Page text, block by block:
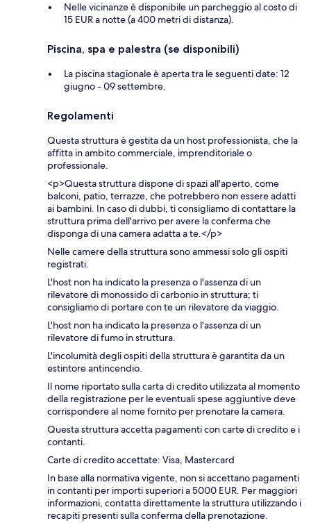
Nelle vicinanze è disponibile un parcheggio al costo di
15 EUR a notte (a 400 metri di distanza).
Piscina, spa e palestra (se disponibili)
La piscina stagionale è aperta tra le seguenti date: 12
giugno - 09 settembre.
Regolamenti
Questa struttura è gestita da un host professionista, che la
affitta in ambito commerciale, imprenditoriale o
professionale.
<p>Questa struttura dispone di spazi all'aperto, come
balconi, patio, terrazze, che potrebbero non essere adatti
ai bambini. In caso di dubbi, ti consigliamo di contattare la
struttura prima dell'arrivo per avere la conferma che
disponga di una camera adatta a te.</p>
Nelle camere della struttura sono ammessi solo gli ospiti
registrati.
L'host non ha indicato la presenza o l'assenza di un
rilevatore di monossido di carbonio in struttura; ti
consigliamo di portare con te un rilevatore da viaggio.
L'host non ha indicato la presenza o l'assenza di un
rilevatore di fumo in struttura.
L'incolumità degli ospiti della struttura è garantita da un
estintore antincendio.
Il nome riportato sulla carta di credito utilizzata al momento
della registrazione per le eventuali spese aggiuntive deve
corrispondere al nome fornito per prenotare la camera.
Questa struttura accetta pagamenti con carte di credito e i
contanti.
Carte di credito accettate: Visa, Mastercard
In base alla normativa vigente, non si accettano pagamenti
in contanti per importi superiori a 5000 EUR. Per maggiori
informazioni, contatta direttamente la struttura utilizzando i
recapiti presenti sulla conferma della prenotazione.